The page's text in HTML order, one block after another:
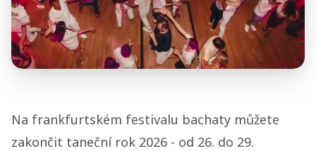
Na frankfurtském festivalu bachaty můžete
zakončit taneční rok 2026 - od 26. do 29.